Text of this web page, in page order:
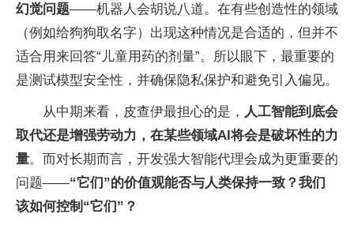
幻觉问题——机器人会胡说八道。在有些创造性的领域
（例如给狗狗取名字）出现这种情况是合适的，但并不
适合用来回答“儿童用药的剂量”。所以眼下，最重要的
是测试模型安全性，并确保隐私保护和避免引入偏见。
从中期来看，皮查伊最担心的是， 人工智能到底会
取代还是增强劳动力，在某些领域AI将会是破坏性的力
量。而对长期而言，开发强大智能代理会成为更重要的
问题——“它们”的价值观能否与人类保持一致？我们
该如何控制“它们”？